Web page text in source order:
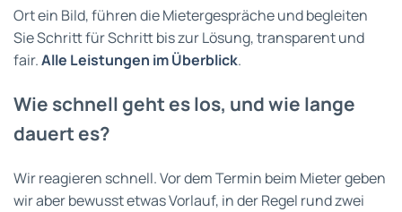
Ort ein Bild, führen die Mietergespräche und begleiten
Sie Schritt für Schritt bis zur Lösung, transparent und
fair.Alle Leistungen im Überblick.
Wie schnell geht es los, und wie lange
dauert es?
Wir reagieren schnell. Vor dem Termin beim Mieter geben
wir aber bewusst etwas Vorlauf, in der Regel rund zwei